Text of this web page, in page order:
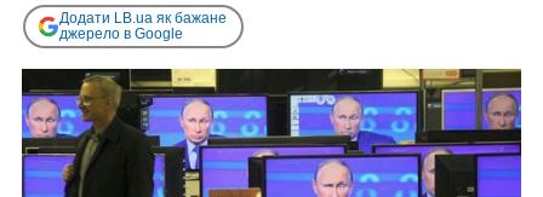
Додати LB.ua як бажане
джерело в Google